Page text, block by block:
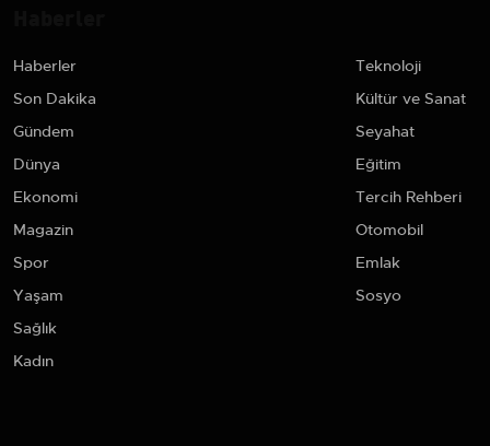
Haberler
Son Dakika
Gündem
Dünya
Ekonomi
Magazin
Spor
Yaşam
Sağlık
Kadın
Teknoloji
Kültür ve Sanat
Seyahat
Eğitim
Tercih Rehberi
Otomobil
Emlak
Sosyo